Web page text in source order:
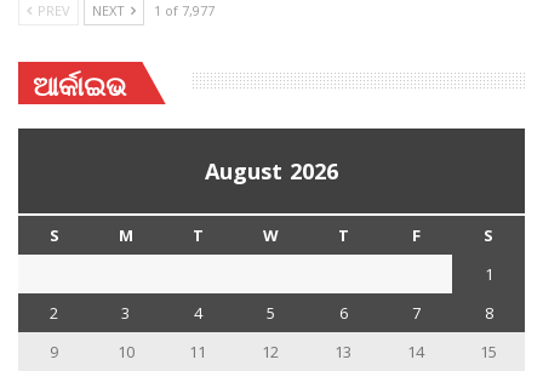
PREV NEXT 1 of 7,977
ଆର୍କାଇଭ
August 2026
S M T W T F
S
1
2
3 4 5 6 7
8
9
10 11 12 13 14
15